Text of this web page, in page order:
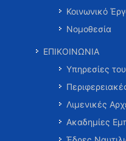
Κοινωνικό
Νομοθεσία
ΕΠΙΚΟΙΝΩΝΙΑ
Υπηρεσίες
Λιμενικές
Ακαδημίες